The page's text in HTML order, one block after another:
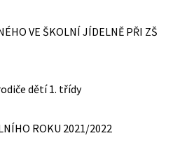
VE ŠKOLNÍ JÍDELNĚ PŘI ZŠ
dětí 1. třídy
ROKU 2021/2022